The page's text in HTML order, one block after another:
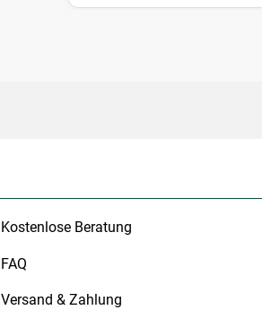
Kostenlose Beratung
FAQ
Versand & Zahlung